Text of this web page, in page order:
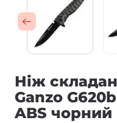
Ніж
Ganzo
ABS чорний